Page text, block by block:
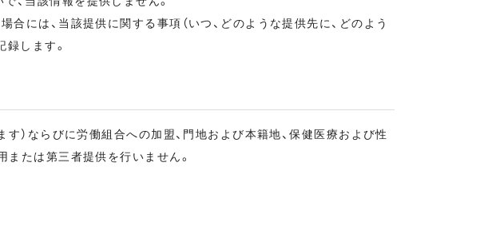
には、当該提供に関する事項（いつ、どのような提供先に、どのよう
します。
す）ならびに労働組合への加盟、門地および本籍地、保健医療および性
または第三者提供を行いません。